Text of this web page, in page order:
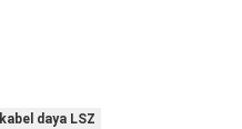
kabel daya LSZ